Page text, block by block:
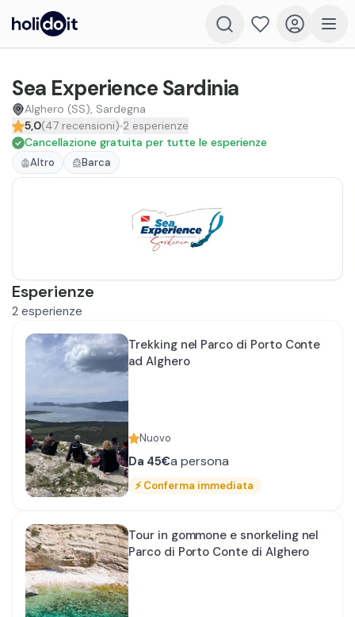
Sea Experience Sardinia
Alghero (SS), Sardegna
5,0(47 recensioni) 2 esperienze
Cancellazione gratuita per tutte le esperienze
Altro Barca
Esperienze
2 esperienze
Trekking nel Parco di Porto Conte
ad Alghero
Nuovo
Da 45€a persona
⚡Conferma immediata
Tour in gommone e snorkeling nel
Parco di Porto Conte di Alghero